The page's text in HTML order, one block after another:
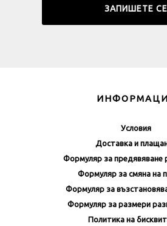
Условия
Доставка и
Формуляр за предявяване
Формуляр за смяна на
Формуляр за
Формуляр за размери
Политика на